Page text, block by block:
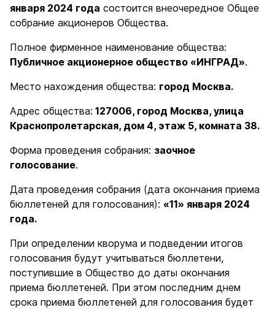
января 2024 года состоится внеочередное Общее
собрание акционеров Общества.
Полное фирменное наименование общества:
Публичное акционерное общество «ИНГРАД».
Место нахождения общества: город Москва.
Адрес общества: 127006, город Москва, улица
Краснопролетарская, дом 4, этаж 5, комната 38.
Форма проведения собрания: заочное
голосование.
Дата проведения собрания (дата окончания приема
бюллетеней для голосования): «11» января 2024
года.
При определении кворума и подведении итогов
голосования будут учитываться бюллетени,
поступившие в Общество до даты окончания
приема бюллетеней. При этом последним днем
срока приема бюллетеней для голосования будет